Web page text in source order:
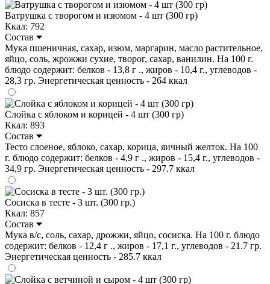
Ватрушка с творогом и изюмом - 4 шт (300 гр)
Ккал: 792
Состав
Мука пшеничная, сахар, изюм, маргарин, масло растительное,
яйцо, соль, жрожжи сухие, творог, сахар, ванилин. На 100 г.
блюдо содержит: белков - 13,8 г ., жиров - 10,4 г., углеводов -
28,3 гр. Энергетическая ценность - 264 ккал
Слойка с яблоком и корицей - 4 шт (300 гр)
Ккал: 893
Состав
Тесто слоеное, яблоко, сахар, корица, яичный желток. На 100
г. блюдо содержит: белков - 4,9 г ., жиров - 15,4 г., углеводов -
34,9 гр. Энергетическая ценность - 297.7 ккал
Сосиска в тесте - 3 шт. (300 гр.)
Ккал: 857
Состав
Мука в/с, соль, сахар, дрожжи, яйцо, сосиска. На 100 г. блюдо
содержит: белков - 12,4 г ., жиров - 17,1 г., углеводов - 21.7 гр.
Энергетическая ценность - 285.7 ккал